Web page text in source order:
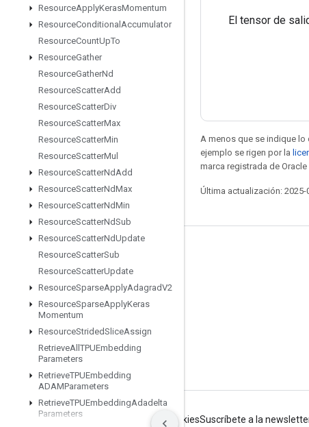
ResourceApplyKerasMomentum
ResourceConditional Accumulator
ResourceCountUpTo
ResourceGather
ResourceGatherNd
ResourceScatterAdd
ResourceScatterDiv
ResourceScatterMax
ResourceScatterMin
ResourceScatterMul
ResourceScatterNdAdd
ResourceScatterNdMax
ResourceScatterNdMin
ResourceScatterNdSub
ResourceScatterNdUpdate
ResourceScatterSub
ResourceScatterUpdate
ResourceSparseApplyAdagradV2
ResourceSparseApplyKeras
Momentum
ResourceStridedSliceAssign
RetrieveAll TPUEmbedding
Parameters
RetrieveTPUEmbedding
ADAMParameters
RetrieveTPUEmbeddingAdadelta
Parameters
El tensor de
A menos que se indique
ejemplo se rigen por la
marca registrada de
Última actualización: 2025-
Seguir conectado
GitHub
YouTube
Condiciones Privacidad Manage cookiesSuscríbete a la